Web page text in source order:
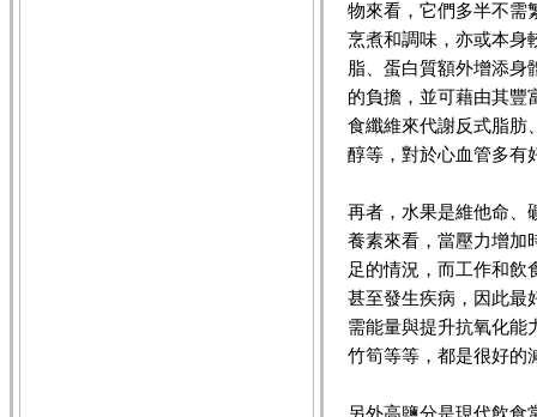
物來看，它們多半不需
烹煮和調味，亦或本身
脂、蛋白質額外增添身
的負擔，並可藉由其豐
食纖維來代謝反式脂肪
醇等，對於心血管多有
再者，水果是維他命、
養素來看，當壓力增加
足的情況，而工作和飲
甚至發生疾病，因此最
需能量與提升抗氧化能
竹筍等等，都是很好的
另外高鹽分是現代飲食